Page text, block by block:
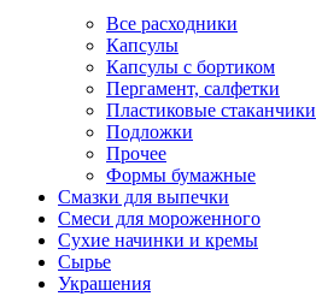
Все расходники
Капсулы
Капсулы с бортиком
Пергамент, салфетки
Пластиковые стаканчики
Подложки
Прочее
Формы бумажные
Смазки для выпечки
Смеси для мороженного
Сухие начинки и кремы
Сырье
Украшения